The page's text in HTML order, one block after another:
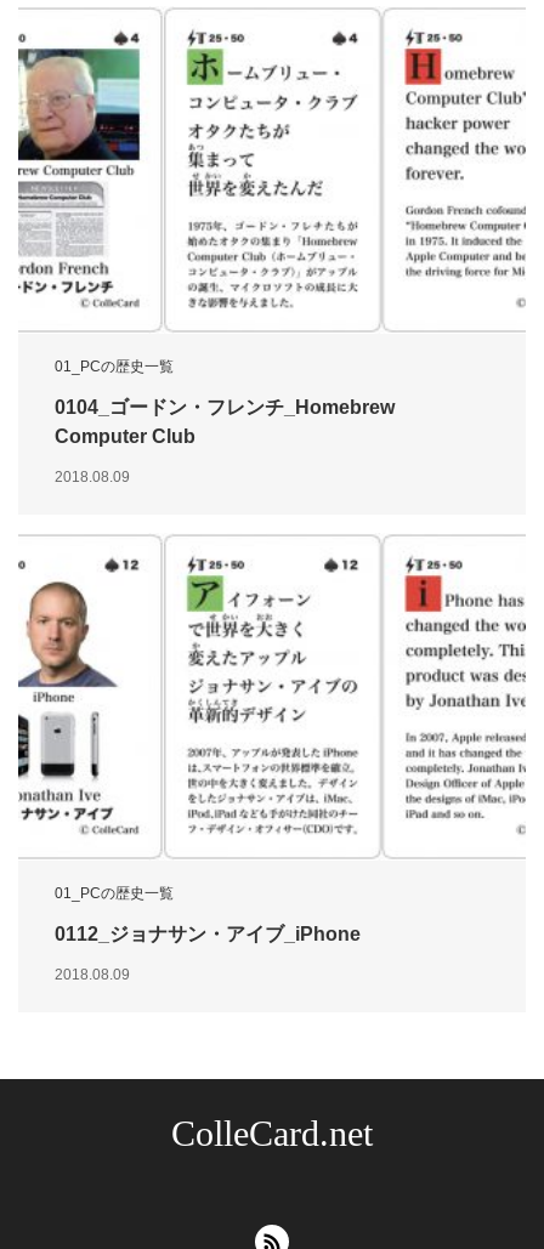
01_PCの歴史一覧
0104_ゴードン・フレンチ_Homebrew
Computer Club
2018.08.09
01_PCの歴史一覧
0112_ジョナサン・アイブ_iPhone
2018.08.09
ColleCard.net